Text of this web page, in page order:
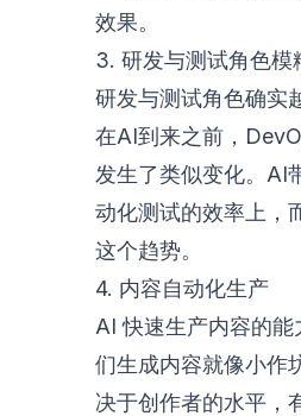
效果。
3. 研发与测试角色模
研发与测试角色确实
在AI到来之前，
发生了类似变化。AI
动化测试的效率上，
这个趋势。
4. 内容自动化生产
AI 快速生产内容的
们生成内容就像小作
决于创作者的水平，